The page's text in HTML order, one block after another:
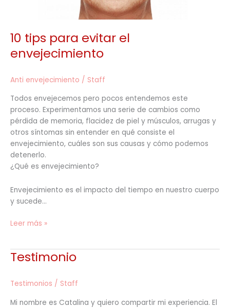
10 tips para evitar el
envejecimiento
Anti envejecimiento / Staff
Todos envejecemos pero pocos entendemos este
proceso. Experimentamos una serie de cambios como
pérdida de memoria, flacidez de piel y músculos, arrugas y
otros síntomas sin entender en qué consiste el
envejecimiento, cuáles son sus causas y cómo podemos
detenerlo.
¿Qué es envejecimiento?
Envejecimiento es el impacto del tiempo en nuestro cuerpo
y sucede…
Leer más »
Testimonio
Testimonios / Staff
Mi nombre es Catalina y quiero compartir mi experiencia. El
Testimonio